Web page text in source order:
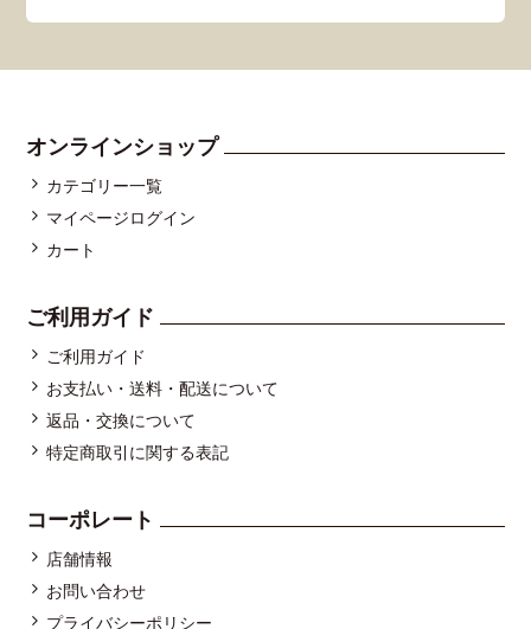
オンラインショップ
カテゴリー一覧
マイページログイン
カート
ご利用ガイド
ご利用ガイド
お支払い・送料・配送について
返品・交換について
特定商取引に関する表記
コーポレート
店舗情報
お問い合わせ
プライバシーポリシー